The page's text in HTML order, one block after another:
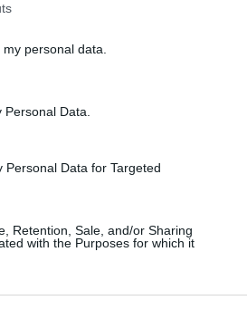
personal data.
Data.
Data for Targeted
Retention, Sale, and/or Sharing
with the Purposes for which it
την κυβέρνηση για άγνοια και
του ελληνικού λαού
στα ανοίγματα του ΣΥΡΙΖΑ στη
που πέρασαν τη γέφυρα της
το κυβερνών κόμμα στην
τρυφερά στον ΣΥΡΙΖΑ